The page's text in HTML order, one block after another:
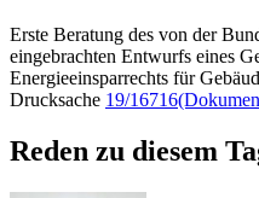
Erste Beratung des von der
eingebrachten Entwurfs eines
Energieeinsparrechts für
Drucksache 19/16716
Reden zu diesem